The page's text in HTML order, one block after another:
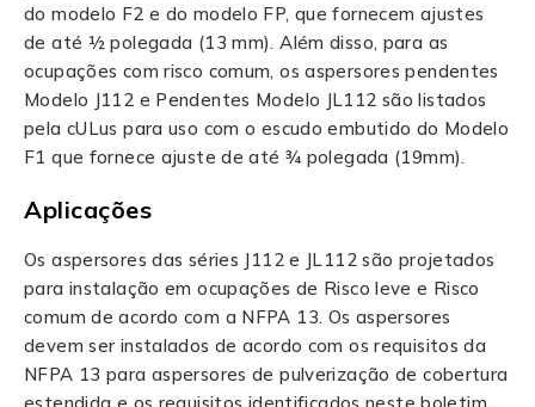
do modelo F2 e do modelo FP, que fornecem ajustes
de até ½ polegada (13 mm). Além disso, para as
ocupações com risco comum, os aspersores pendentes
Modelo J112 e Pendentes Modelo JL112 são listados
pela cULus para uso com o escudo embutido do Modelo
F1 que fornece ajuste de até ¾ polegada (19mm).
Aplicações
Os aspersores das séries J112 e JL112 são projetados
para instalação em ocupações de Risco leve e Risco
comum de acordo com a NFPA 13. Os aspersores
devem ser instalados de acordo com os requisitos da
NFPA 13 para aspersores de pulverização de cobertura
estendida e os requisitos identificados neste boletim.